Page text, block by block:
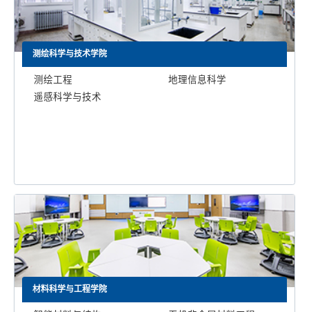
测绘科学与技术学院
测绘工程
地理信息科学
遥感科学与技术
材料科学与工程学院